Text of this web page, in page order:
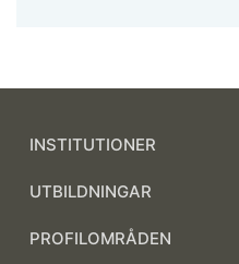
INSTITUTIONER
UTBILDNINGAR
PROFILOMRÅDEN